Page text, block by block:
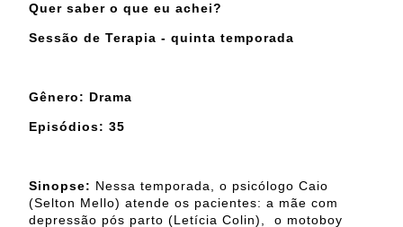
Quer saber o que eu achei?
Sessão de Terapia - quinta temporada
Gênero: Drama
Episódios: 35
Sinopse: Nessa temporada, o psicólogo Caio
(Selton Mello) atende os pacientes: a mãe com
depressão pós parto (Letícia Colin), o motoboy